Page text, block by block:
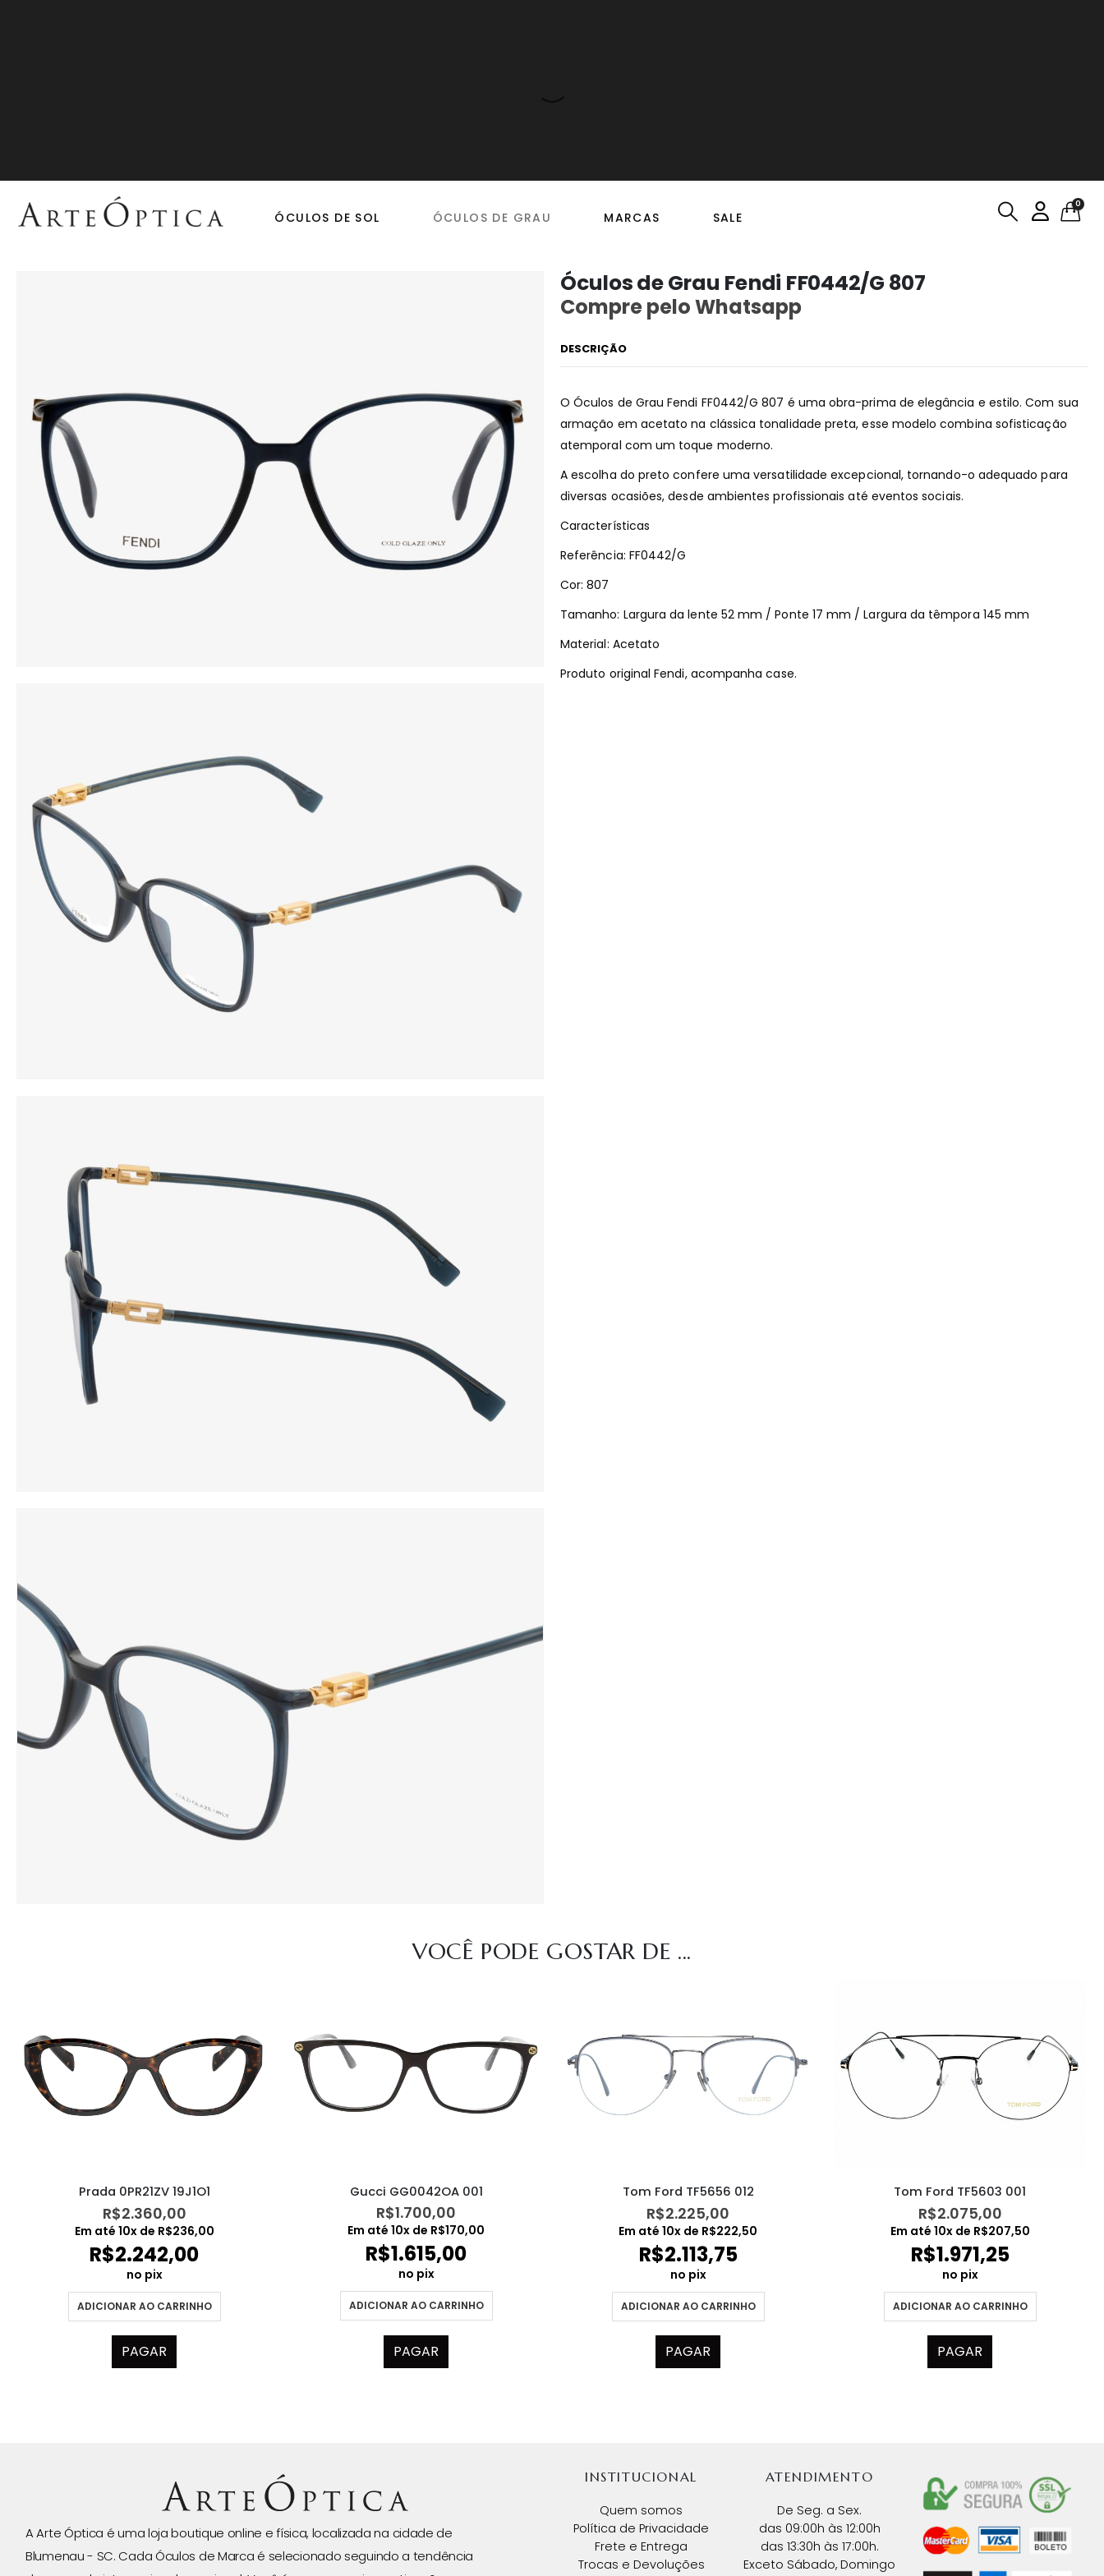
ÓCULOS DE SOL ÓCULOS DE GRAU MARCAS SALE
0
Óculos de Grau Fendi FF0442/G 807
Compre pelo Whatsapp
DESCRIÇÃO
O Óculos de Grau Fendi FF0442/G 807 é uma obra-prima de elegância e estilo. Com sua
armação em acetato na clássica tonalidade preta, esse modelo combina sofisticação
atemporal com um toque moderno.
A escolha do preto confere uma versatilidade excepcional, tornando-o adequado para
diversas ocasiões, desde ambientes profissionais até eventos sociais.
Características
Referência: FF0442/G
Cor: 807
Tamanho: Largura da lente 52 mm / Ponte 17 mm / Largura da têmpora 145 mm
Material: Acetato
Produto original Fendi, acompanha case.
VOCÊ PODE GOSTAR DE ...
Prada 0PR21ZV 19J1O1
R$2.360,00
Em até 10x de R$236,00
R$2.242,00
no pix
ADICIONAR AO CARRINHO
PAGAR
Gucci GG0042OA 001
R$1.700,00
Em até 10x de R$170,00
R$1.615,00
no pix
ADICIONAR AO CARRINHO
PAGAR
Tom Ford TF5656 012
R$2.225,00
Em até 10x de R$222,50
R$2.113,75
no pix
ADICIONAR AO CARRINHO
PAGAR
Tom Ford TF5603 001
R$2.075,00
Em até 10x de R$207,50
R$1.971,25
no pix
ADICIONAR AO CARRINHO
PAGAR
A Arte Óptica é uma loja boutique online e física, localizada na cidade de
Blumenau - SC. Cada Óculos de Marca é selecionado seguindo a tendência
INSTITUCIONAL
Quem somos
Política de Privacidade
Frete e Entrega
Trocas e Devoluções
ATENDIMENTO
De Seg. a Sex.
das 09:00h às 12:00h
das 13:30h às 17:00h.
Exceto Sábado, Domingo